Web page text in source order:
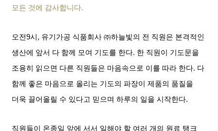
모든 것에 감사합니다.
오전9시 , 유기가공 식품회사 ㈜하늘빛의 전 직원은 본격적인
생산에 앞서 다 함께 모여 기도를 한다. 한 직원이 기도문을
조용히 읽으면 다른 직원들은 마음속으로 이를 따라 한다. 다
함께 좋은 마음으로 올리는 기도의 파장이 제품의 품질을
더욱 끌어올릴 수 있다고 믿으며 하루의 일을 시작한다.
직원들이 온종일 앞에 서서 일해야 할 여러 개의 원료 탱크